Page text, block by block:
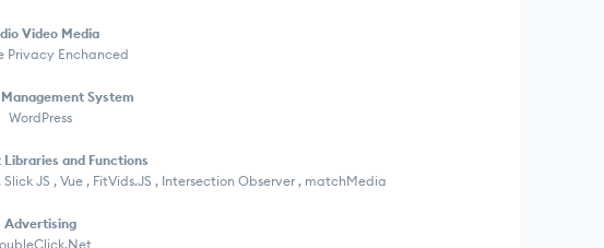
Video Media
Privacy Enchanced
System
WordPress
and Functions
JS , Vue , FitVids.JS , Intersection Observer , matchMedia
Advertising